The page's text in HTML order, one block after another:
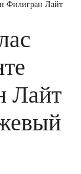
Филигран Лайт
Лайт